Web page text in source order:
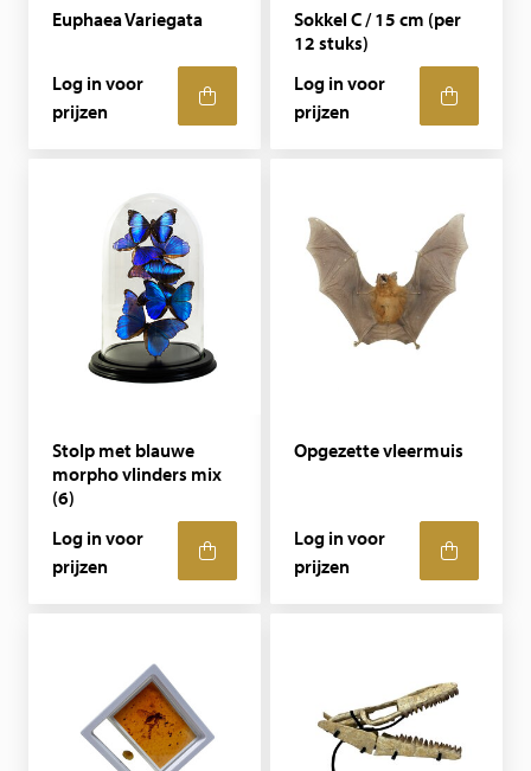
Euphaea Variegata
Log in voor
prijzen
Sokkel C / 15 cm (per
12 stuks)
Log in voor
prijzen
Stolp met blauwe
morpho vlinders mix
(6)
Log in voor
prijzen
Opgezette vleermuis
Log in voor
prijzen